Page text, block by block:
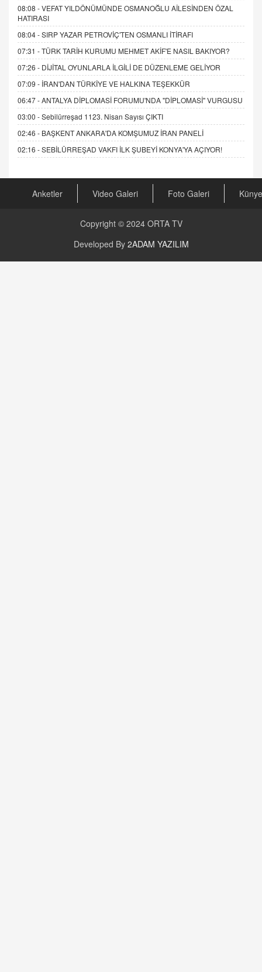
08:08 -VEFAT YILDÖNÜMÜNDE OSMANOĞLU AİLESİNDEN ÖZAL
HATIRASI
08:04 -SIRP YAZAR PETROVİÇ'TEN OSMANLI İTİRAFI
07:31 -TÜRK TARİH KURUMU MEHMET AKİF'E NASIL BAKIYOR?
07:26 - DİJİTAL OYUNLARLA İLGİLİ DE DÜZENLEME GELİYOR
07:09 - İRAN'DAN TÜRKİYE VE HALKINA TEŞEKKÜR
06:47 -ANTALYA DİPLOMASİ FORUMU'NDA "DİPLOMASİ" VURGUSU
03:00 -Sebilürreşad 1123. Nisan Sayısı ÇIKTI
02:46 - BAŞKENT ANKARA'DA KOMŞUMUZ İRAN PANELİ
02:16 -SEBİLÜRREŞAD VAKFI İLK ŞUBEYİ KONYA'YA AÇIYOR!
Anketler Video Galeri Foto Galeri Künye
Copyright © 2024 ORTA TV
Developed By 2ADAM YAZILIM